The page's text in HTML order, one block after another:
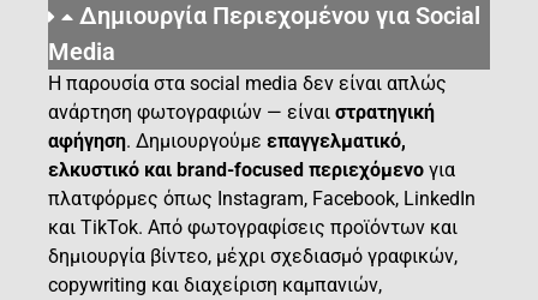
Δημιουργία Περιεχομένου για Social
Media
Η παρουσία στα social media δεν είναι απλώς
ανάρτηση φωτογραφιών — είναι στρατηγική
αφήγηση. Δημιουργούμε επαγγελματικό,
ελκυστικό και brand-focused περιεχόμενο για
πλατφόρμες όπως Instagram, Facebook, LinkedIn
και TikTok. Από φωτογραφίσεις προϊόντων και
δημιουργία βίντεο, μέχρι σχεδιασμό γραφικών,
copywriting και διαχείριση καμπανιών,